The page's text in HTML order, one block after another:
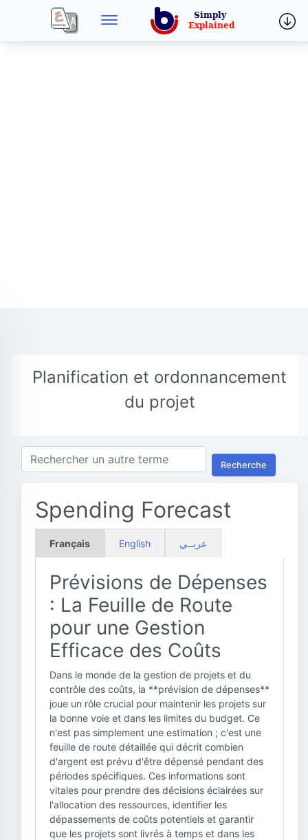
Planification et ordonnancement
du projet
Recherche
Spending Forecast
Français English عربــي
Prévisions de Dépenses
: La Feuille de Route
pour une Gestion
Efficace des Coûts
Dans le monde de la gestion de projets et du
contrôle des coûts, la **prévision de dépenses**
joue un rôle crucial pour maintenir les projets sur
la bonne voie et dans les limites du budget. Ce
n'est pas simplement une estimation ; c'est une
feuille de route détaillée qui décrit combien
d'argent est prévu d'être dépensé pendant des
périodes spécifiques. Ces informations sont
vitales pour prendre des décisions éclairées sur
l'allocation des ressources, identifier les
dépassements de coûts potentiels et garantir
que les projets sont livrés à temps et dans les